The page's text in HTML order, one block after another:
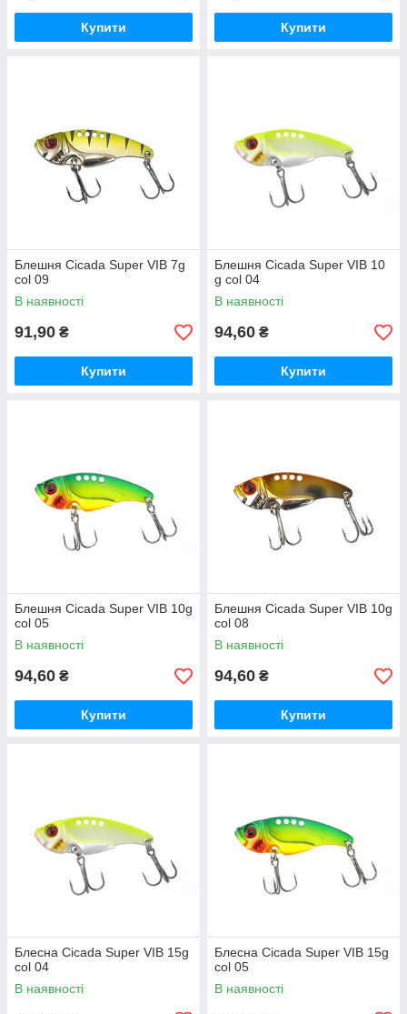
Купити Купити
Блешня Cicada Super VIB 7g
col 09
В наявності
91,90 ₴
Купити
Блешня Cicada Super VIB 10
g col 04
В наявності
94,60 ₴
Купити
Блешня Cicada Super VIB 10g
col 05
В наявності
94,60 ₴
Купити
Блешня Cicada Super VIB 10g
col 08
В наявності
94,60 ₴
Купити
Блесна Cicada Super VIB 15g
col 04
В наявності
Блесна Cicada Super VIB 15g
col 05
В наявності